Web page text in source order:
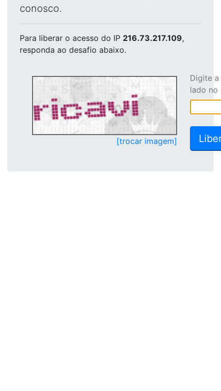
conosco.
Para liberar o acesso do IP 216.73.217.109,
responda ao desafio abaixo.
[trocar imagem]
Digite
lado no